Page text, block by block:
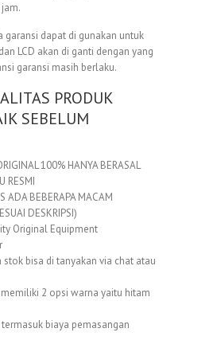
garansi dapat di gunakan untuk
LCD akan di ganti dengan yang
garansi masih berlaku.
PRODUK
SEBELUM
100% HANYA BERASAL
RESMI
ADA BEBERAPA MACAM
DESKRIPSI)
Original Equipment
stok bisa di tanyakan via chat atau
2 opsi warna yaitu hitam
biaya pemasangan